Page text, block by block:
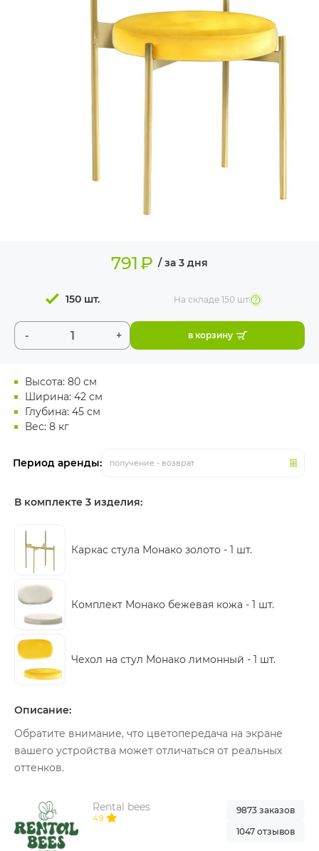
Высота: 80 см
Ширина: 42 см
Глубина: 45 см
Вес: 8 кг
Период аренды: получение - возврат
791₽ / за 3 дня
- +
150 шт. На складе 150 шт
в корзину
В комплекте 3 изделия:
Каркас стула Монако золото - 1 шт.
Комплект Монако бежевая кожа - 1 шт.
Чехол на стул Монако лимонный - 1 шт.
Описание:
Обратите внимание, что цветопередача на экране
вашего устройства может отличаться от реальных
оттенков.
Rental bees
4.9
9873 заказов
1047 отзывов